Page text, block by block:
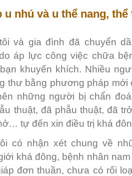
u nhú và u thể nang,
và gia đình đã chuyển
áp lực công việc chữa
khuyến khích. Nhiều
thư bằng phương pháp mới
những người bị chẩn
thuật, đã phẫu thuật, đã
tự đến xin điều trị khá
có nhận xét chung về
khá đông, bệnh nhân
đơn thuần, chưa có rối